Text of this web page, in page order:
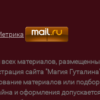
материалов,
сайта "Магия
материалов или
и оформления